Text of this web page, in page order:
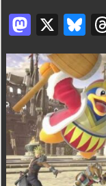
M
a
st
o
d
o
n
X
Bl
u
e
s
k
y